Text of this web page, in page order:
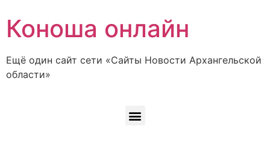
Коноша онлайн
Ещё один сайт сети «Сайты Новости Архангельской
области»